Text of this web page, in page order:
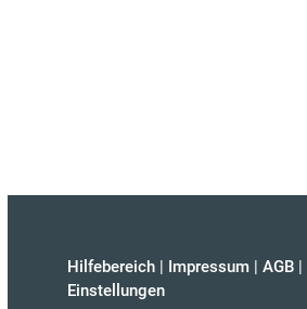
Hilfebereich | Impressum | AGB |
Einstellungen